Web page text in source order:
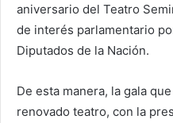
aniversario del Teatro
de interés parlamentario
Diputados de la Nación.
De esta manera, la gala
renovado teatro, con la